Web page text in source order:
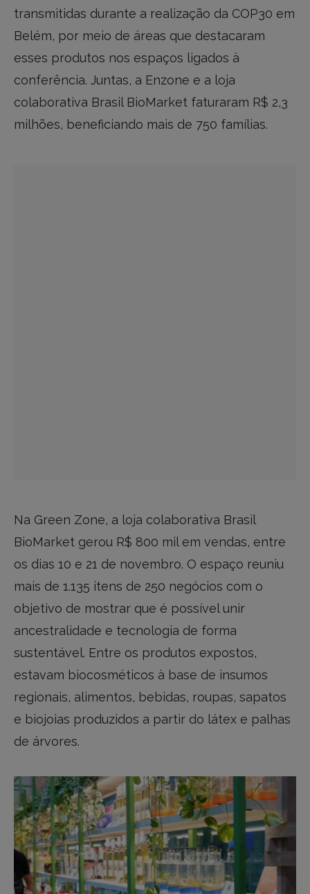
transmitidas durante a realização da COP30 em
Belém, por meio de áreas que destacaram
esses produtos nos espaços ligados à
conferência. Juntas, a Enzone e a loja
colaborativa Brasil BioMarket faturaram R$ 2,3
milhões, beneficiando mais de 750 famílias.
Na Green Zone, a loja colaborativa Brasil
BioMarket gerou R$ 800 mil em vendas, entre
os dias 10 e 21 de novembro. O espaço reuniu
mais de 1.135 itens de 250 negócios com o
objetivo de mostrar que é possível unir
ancestralidade e tecnologia de forma
sustentável. Entre os produtos expostos,
estavam biocosméticos à base de insumos
regionais, alimentos, bebidas, roupas, sapatos
e biojoias produzidos a partir do látex e palhas
de árvores.